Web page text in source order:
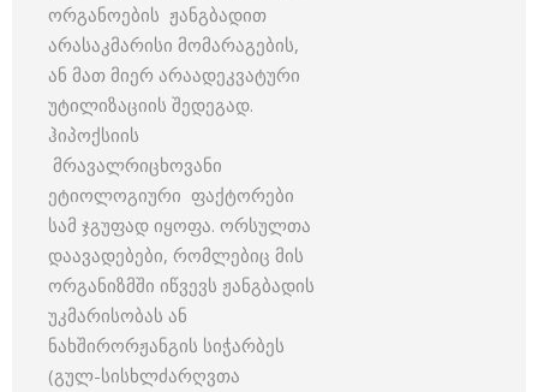
ორგანოების ჟანგბადით
არასაკმარისი მომარაგების,
ან მათ მიერ არაადეკვატური
უტილიზაციის შედეგად.
ჰიპოქსიის
მრავალრიცხოვანი
ეტიოლოგიური ფაქტორები
სამ ჯგუფად იყოფა. ორსულთა
დაავადებები, რომლებიც მის
ორგანიზმში იწვევს ჟანგბადის
უკმარისობას ან
ნახშირორჟანგის სიჭარბეს
(გულ-სისხლძარღვთა